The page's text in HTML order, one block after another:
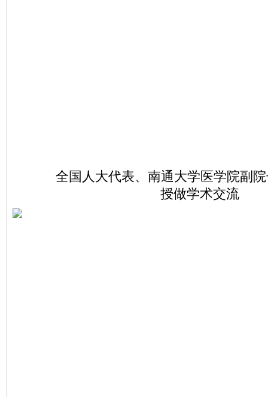
全国人大代表、南通大学医学院副院
授做学术交流